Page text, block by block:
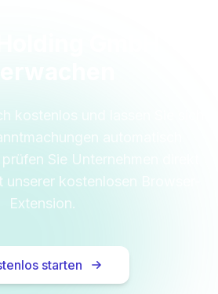
kostenlos und lassen Sie sich
automatisch
Sie Unternehmen direkt
unserer kostenlosen Browser-
Extension.
starten